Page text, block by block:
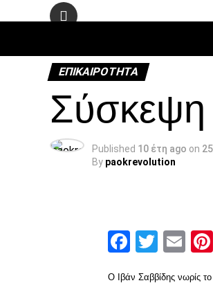
ΕΠΙΚΑΙΡΌΤΗΤΑ
Σύσκεψη
Published 10 έτη ago on
By paokrevolution
Ο Ιβάν Σαββίδης νωρίς